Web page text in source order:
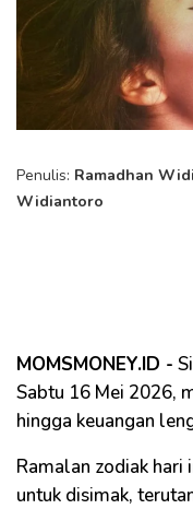
Penulis: Ramadhan
Widiantoro
MOMSMONEY.ID -
Sabtu 16 Mei 2026,
hingga keuangan
Ramalan zodiak hari
untuk disimak,